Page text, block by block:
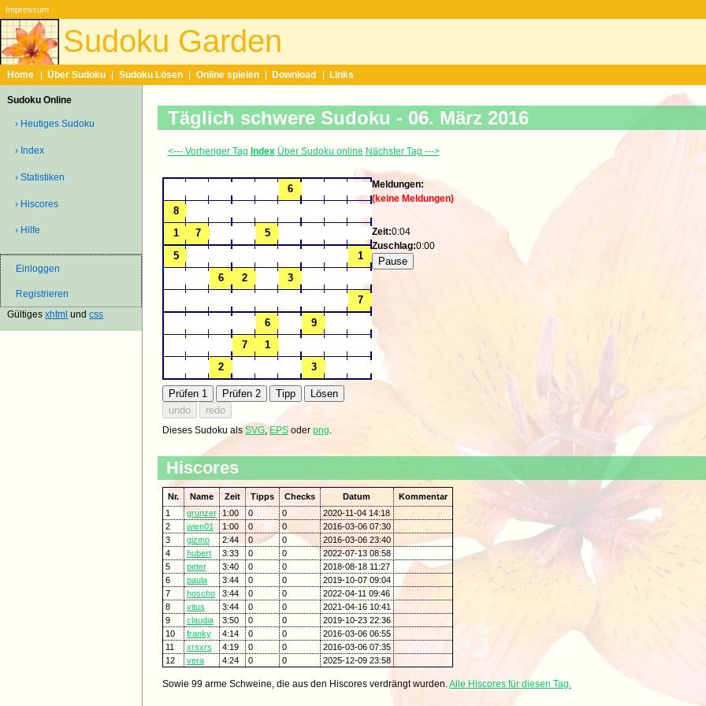
Impressum
Sudoku Garden
Home Über Sudoku Sudoku Lösen Online spielen Download Links
Sudoku Online
› Heutiges Sudoku
› Index
› Statistiken
› Hiscores
› Hilfe
Einloggen
Registrieren
Gültigesxhtml undcss
Täglich schwere Sudoku - 06. März 2016
<--- Vorheriger Tag Index Über Sudoku online Nächster Tag --->
Meldungen:
(keine Meldungen)
Zeit:0:04
Zuschlag:0:00
Dieses Sudoku alsSVG, EPS oderpng.
Hiscores
Nr. Name Zeit Tipps Checks Datum
Kommentar
1
grunzer 1:00 0 0
2020-11-04 14:18
2
wien01 1:00 0 0
2016-03-06 07:30
3
gizmo 2:44 0 0
2016-03-06 23:40
4
hubert 3:33 0 0
2022-07-13 08:58
5
peter 3:40 0 0
2018-08-18 11:27
6
paula 3:44 0 0
2019-10-07 09:04
7
hoscho 3:44 0 0
2022-04-11 09:46
8
vitus 3:44 0 0
2021-04-16 10:41
9
claudia 3:50 0 0
2019-10-23 22:36
10
franky 4:14 0 0
2016-03-06 06:55
11
xrsxrs 4:19 0 0
2016-03-06 07:35
12
vera 4:24 0 0 2025-12-09 23:58
Sowie 99 arme Schweine, die aus den Hiscores verdrängt wurden.Alle Hiscores für diesen Tag.